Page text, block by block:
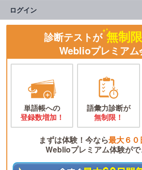
ログイン
診断テストが 無制限
Weblioプレミアム
単語帳への
登録数増加！
語彙力診断が
無制限！
まずは体験！今なら最大６
Weblioプレミアム体験がで